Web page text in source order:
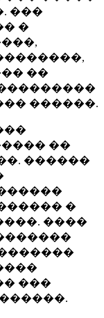
���
�
��
������.
��
������
�
����
���
������.